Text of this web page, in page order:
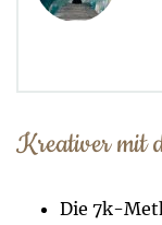
Kreativer mit
Die 7k-